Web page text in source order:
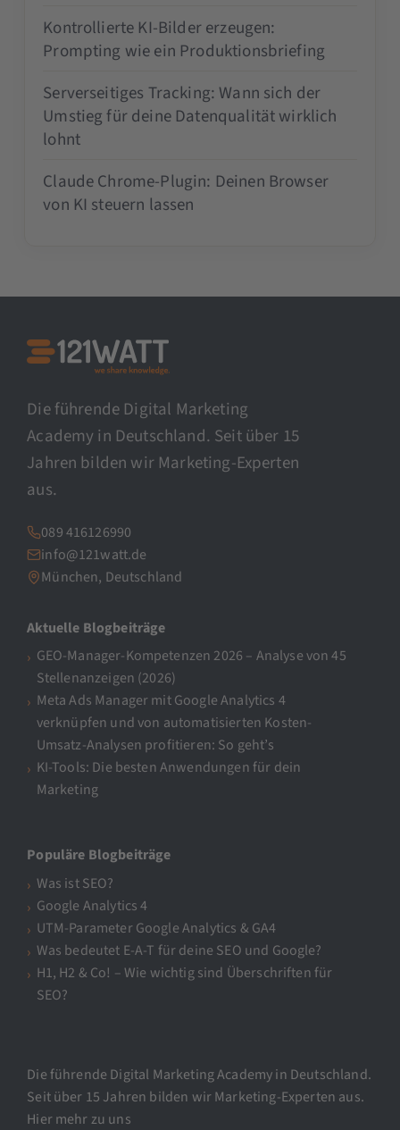
Kontrollierte KI-Bilder erzeugen:
Prompting wie ein Produktionsbriefing
Serverseitiges Tracking: Wann sich der
Umstieg für deine Datenqualität wirklich
lohnt
Claude Chrome-Plugin: Deinen Browser
von KI steuern lassen
Die führende Digital Marketing
Academy in Deutschland. Seit über 15
Jahren bilden wir Marketing-Experten
aus.
089 416126990
info@121watt.de
München, Deutschland
Aktuelle Blogbeiträge
GEO-Manager-Kompetenzen 2026 – Analyse von 45
Stellenanzeigen (2026)
Meta Ads Manager mit Google Analytics 4
verknüpfen und von automatisierten Kosten-
Umsatz-Analysen profitieren: So geht’s
KI-Tools: Die besten Anwendungen für dein
Marketing
Populäre Blogbeiträge
Was ist SEO?
Google Analytics 4
UTM-Parameter Google Analytics & GA4
Was bedeutet E-A-T für deine SEO und Google?
H1, H2 & Co! – Wie wichtig sind Überschriften für
SEO?
Die führende Digital Marketing Academy in Deutschland.
Seit über 15 Jahren bilden wir Marketing-Experten aus.
Hier mehr zu uns